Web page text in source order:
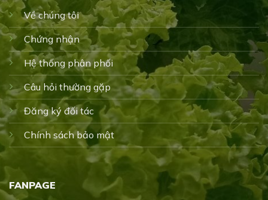
Về chúng tôi
Chứng nhận
Hệ thống phân phối
Câu hỏi thường gặp
Đăng ký đối tác
Chính sách bảo mật
FANPAGE